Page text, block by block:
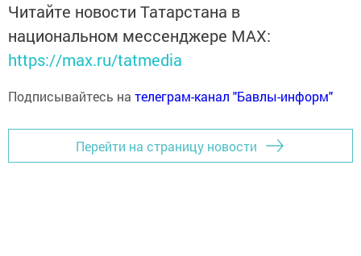
Читайте новости Татарстана в
национальном мессенджере MАХ:
https://max.ru/tatmedia
Подписывайтесь на телеграм-канал "Бавлы-информ"
Перейти на страницу новости